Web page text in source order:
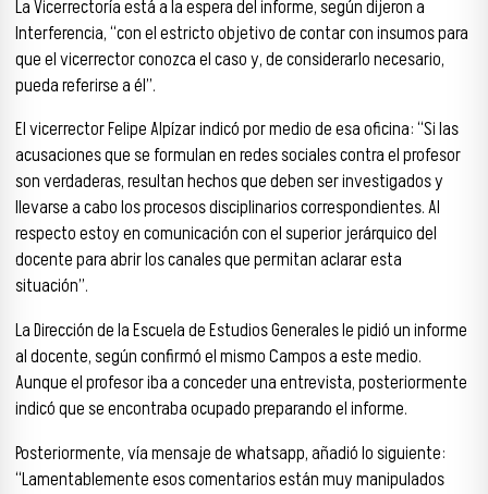
La Vicerrectoría está a la espera del informe, según dijeron a
Interferencia, “con el estricto objetivo de contar con insumos para
que el vicerrector conozca el caso y, de considerarlo necesario,
pueda referirse a él”.
El vicerrector Felipe Alpízar indicó por medio de esa oficina: “Si las
acusaciones que se formulan en redes sociales contra el profesor
son verdaderas, resultan hechos que deben ser investigados y
llevarse a cabo los procesos disciplinarios correspondientes. Al
respecto estoy en comunicación con el superior jerárquico del
docente para abrir los canales que permitan aclarar esta
situación”.
La Dirección de la Escuela de Estudios Generales le pidió un informe
al docente, según confirmó el mismo Campos a este medio.
Aunque el profesor iba a conceder una entrevista, posteriormente
indicó que se encontraba ocupado preparando el informe.
Posteriormente, vía mensaje de whatsapp, añadió lo siguiente:
“Lamentablemente esos comentarios están muy manipulados